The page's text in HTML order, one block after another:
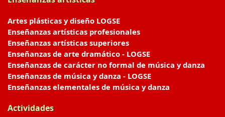
Artes plásticas y diseño LOGSE
Enseñanzas artísticas profesionales
Enseñanzas artísticas superiores
Enseñanzas de arte dramático - LOGSE
Enseñanzas de carácter no formal de música y danza
Enseñanzas de música y danza - LOGSE
Enseñanzas elementales de música y danza
Actividades